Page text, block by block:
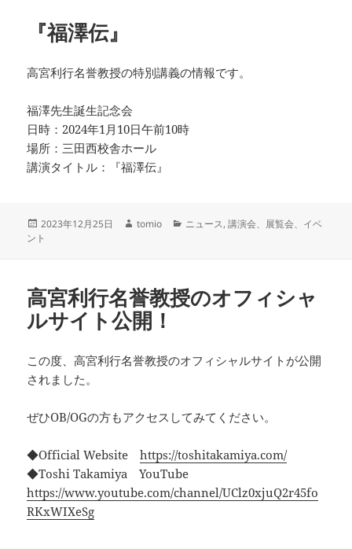
『福澤伝』
高宮利行名誉教授の特別講義の情報です。
福澤先生誕生記念会
日時：2024年1月10日午前10時
場所：三田西校舎ホール
講演タイトル：『福澤伝』
投
稿
2023年12月25日
作
tomio
カ
ニュース,講演会、展覧会、イベ
ント
高宮利行名誉教授のオフィシャ
ルサイト公開！
この度、高宮利行名誉教授のオフィシャルサイトが公開
されました。
ぜひOB/OGの方もアクセスしてみてください。
◆Official Websitehttps://toshitakamiya.com/
◆Toshi Takamiya YouTube
https://www.youtube.com/channel/UClz0xjuQ2r45fo
RKxWIXeSg